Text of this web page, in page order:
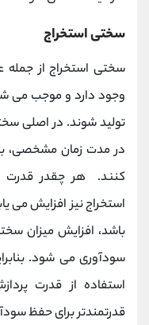
سختی استخراج
سختی استخراج از
وجود دارد و موجب می
تولید شوند. در اصلی
در مدت زمان مشخصی،
کنند. هر چقدر قدرت
استخراج نیز افزایش می
باشد، افزایش میزان
سودآوری می شود.
استفاده از قدرت
قدرتمندتر برای حفظ